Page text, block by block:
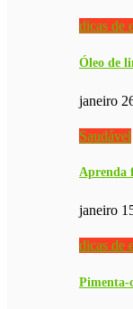
dicas de
Óleo de
janeiro
Saudável
Aprenda
janeiro
dicas de
Pimenta-